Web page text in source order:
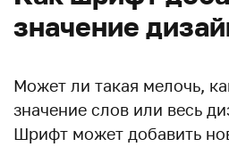
значение
Может ли такая мелочь,
значение слов или весь
Шрифт может добавить